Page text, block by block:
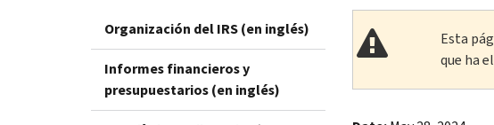
Organización del IRS (en inglés)
Informes financieros y
presupuestarios (en inglés)
Esta
que ha